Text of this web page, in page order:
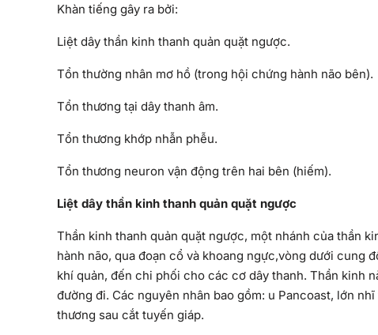
Khàn tiếng gây ra bởi:
Liệt dây thần kinh thanh quản quặt ngược.
Tổn thường nhân mơ hồ (trong hội chứng hành não bên).
Tổn thương tại dây thanh âm.
Tổn thương khớp nhẫn phễu.
Tổn thương neuron vận động trên hai bên (hiếm).
Liệt dây thần kinh thanh quản quặt ngược
Thần kinh thanh quản quặt ngược, một nhánh của thần
hành não, qua đoạn cổ và khoang ngực,vòng dưới cung
khí quản, đến chi phối cho các cơ dây thanh. Thần kinh
đường đi. Các nguyên nhân bao gồm: u Pancoast, lớn
thương sau cắt tuyến giáp.